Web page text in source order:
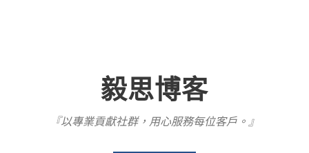
毅思博客
『以專業貢獻社群，用心服務每位客戶。』